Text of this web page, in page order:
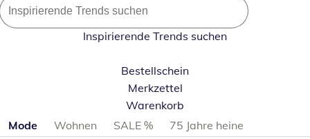
Inspirierende Trends suchen
Bestellschein
Merkzettel
Warenkorb
Produktkategorien überspringen
Mode Wohnen SALE %
75 Jahre heine